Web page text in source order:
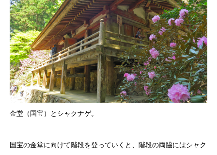
金堂（国宝）とシャクナゲ。
国宝の金堂に向けて階段を登っていくと、階段の両脇にはシャク